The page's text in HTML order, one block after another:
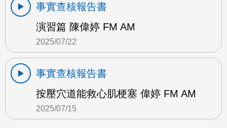
事實查核報告書
演習篇 陳偉婷 FM AM
2025/07/22
事實查核報告書
按壓穴道能救心肌梗塞 偉婷 FM AM
2025/07/15